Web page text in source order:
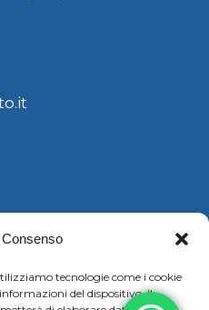
tecnologie come i cookie
del dispositivo. Il